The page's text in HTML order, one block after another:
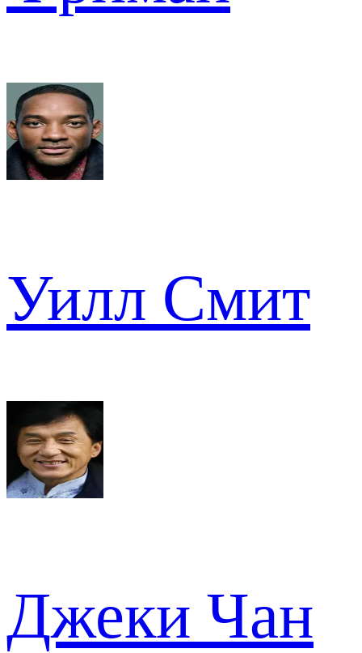
Уилл Смит
Джеки Чан